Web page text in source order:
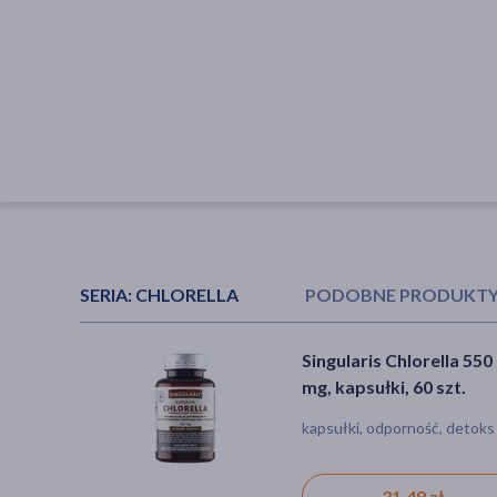
SERIA: CHLORELLA PODOBNE
Solgar Chlorella
(rozerwane ściany
szt.
kapsułki
Singularis Spirulina 700
kapsułki, 120 szt.
kapsułki
Singularis Chlorella 550
mg, kapsułki, 60 szt.
kapsułki, odporność, detoks